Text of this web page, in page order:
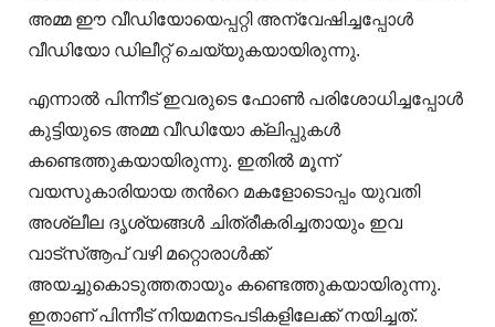
അമ്മ ഈ വീഡിയോയെപ്പറ്റി അന്വേഷിച്ചപ്പോള്‍
വീഡിയോ ഡിലീറ്റ് ചെയ്‍യുകയായിരുന്നു.
എന്നാല്‍ പിന്നീട് ഇവരുടെ ഫോണ്‍ പരിശോധിച്ചപ്പോള്‍
കുട്ടിയുടെ അമ്മ വീഡിയോ ക്ലിപ്പുകള്‍
കണ്ടെത്തുകയായിരുന്നു. ഇതില്‍ മൂന്ന്
വയസുകാരിയായ തന്‍റെ മകളോടൊപ്പം യുവതി
അശ്ലീല ദൃശ്യങ്ങള്‍ ചിത്രീകരിച്ചതായും ഇവ
വാട്‍സ്ആപ് വഴി മറ്റൊരാള്‍ക്ക്
അയച്ചുകൊടുത്തതായും കണ്ടെത്തുകയായിരുന്നു.
ഇതാണ് പിന്നീട് നിയമനടപടികളിലേക്ക് നയിച്ചത്.